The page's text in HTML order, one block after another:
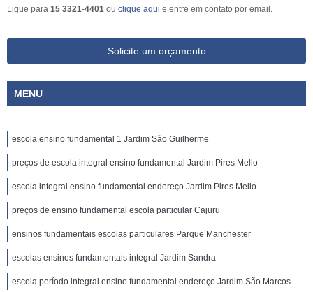
Ligue para 15 3321-4401 ou clique aqui e entre em contato por email.
Solicite um orçamento
MENU
escola ensino fundamental 1 Jardim São Guilherme
preços de escola integral ensino fundamental Jardim Pires Mello
escola integral ensino fundamental endereço Jardim Pires Mello
preços de ensino fundamental escola particular Cajuru
ensinos fundamentais escolas particulares Parque Manchester
escolas ensinos fundamentais integral Jardim Sandra
escola período integral ensino fundamental endereço Jardim São Marcos